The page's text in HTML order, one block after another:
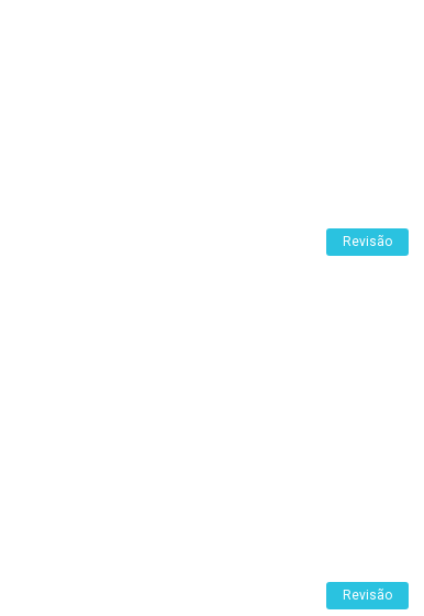
Revisão
Revisão